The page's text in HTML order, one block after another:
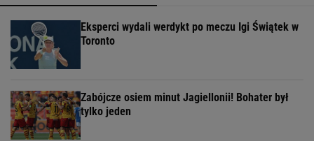
Eksperci wydali werdykt po meczu Igi Świątek w
Toronto
Zabójcze osiem minut Jagiellonii! Bohater był
tylko jeden